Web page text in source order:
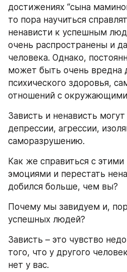
достижениях “сына
то пора научиться
ненависти к успешным
очень распространены и
человека. Однако,
может быть очень вредна
психического здоровья,
отношений с
Зависть и ненависть
депрессии, агрессии,
саморазрушению.
Как же справиться с
эмоциями и перестать
добился больше, чем вы?
Почему мы завидуем и,
успешных людей?
Зависть – это чувство
того, что у другого
нет у вас.